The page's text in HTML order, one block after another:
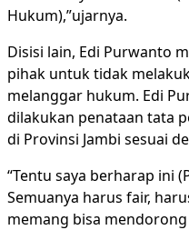
Hukum),”ujarnya.
Disisi lain, Edi Purwanto
pihak untuk tidak
melanggar hukum. Edi
dilakukan penataan tata
di Provinsi Jambi sesuai
“Tentu saya berharap ini
Semuanya harus fair,
memang bisa